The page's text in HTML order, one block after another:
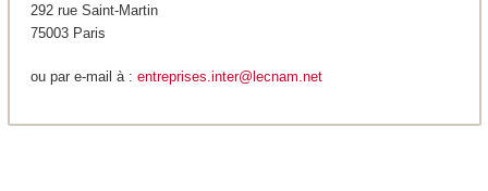
292 rue Saint-Martin
75003 Paris
ou par e-mail à : entreprises.inter@lecnam.net